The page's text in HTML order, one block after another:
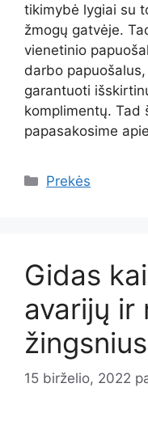
tikimybė lygiai su
žmogų gatvėje.
vienetinio
darbo
garantuoti
komplimentų. Tad
papasakosime
Kategorijos
Prekės
Gidas
avarijų ir
15 birželio, 2022